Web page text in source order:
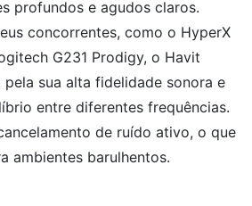
profundos e agudos claros.
concorrentes, como o HyperX
G231 Prodigy, o Havit
sua alta fidelidade sonora e
entre diferentes frequências.
de ruído ativo, o que
ambientes barulhentos.